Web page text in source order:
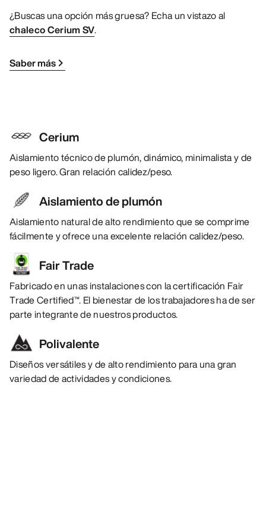
¿Buscas una opción más gruesa? Echa un vistazo al
chaleco Cerium SV.
Saber más
Cerium
Aislamiento técnico de plumón, dinámico, minimalista y de
peso ligero. Gran relación calidez/peso.
Aislamiento de plumón
Aislamiento natural de alto rendimiento que se comprime
fácilmente y ofrece una excelente relación calidez/peso.
Fair Trade
Fabricado en unas instalaciones con la certificación Fair
Trade Certified™. El bienestar de los trabajadores ha de ser
parte integrante de nuestros productos.
Polivalente
Diseños versátiles y de alto rendimiento para una gran
variedad de actividades y condiciones.